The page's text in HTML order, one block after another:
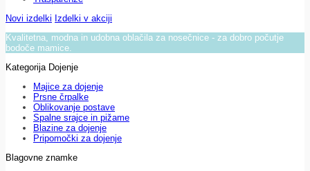
Novi izdelki Izdelki v akciji
Kvalitetna, modna in udobna oblačila za nosečnice - za dobro počutje
bodoče mamice.
Kategorija Dojenje
Majice za dojenje
Prsne črpalke
Oblikovanje postave
Spalne srajce in pižame
Blazine za dojenje
Pripomočki za dojenje
Blagovne znamke